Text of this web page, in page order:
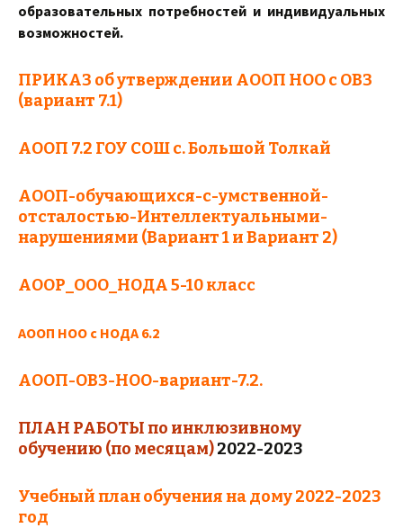
образовательных потребностей и индивидуальных
возможностей.
ПРИКАЗ об утверждении АООП НОО с ОВЗ
(вариант 7.1)
АООП 7.2 ГОУ СОШ с. Большой Толкай
АООП-обучающихся-с-умственной-
отсталостью-Интеллектуальными-
нарушениями (Вариант 1 и Вариант 2)
AOOP_OOO_НОДА 5-10 класс
АООП НОО с НОДА 6.2
АООП-ОВЗ-НОО-вариант-7.2.
ПЛАН РАБОТЫ по инклюзивному
обучению (по месяцам)2022-2023
Учебный план обучения на дому 2022-2023
год